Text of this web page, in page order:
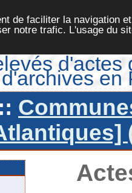
de faciliter la navigation
notre trafic. L'usage du
d'actes
en